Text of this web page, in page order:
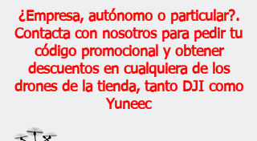
¿Empresa, autónomo o particular?.
Contacta con nosotros para pedir tu
código promocional y obtener
descuentos en cualquiera de los
drones de la tienda, tanto DJI como
Yuneec